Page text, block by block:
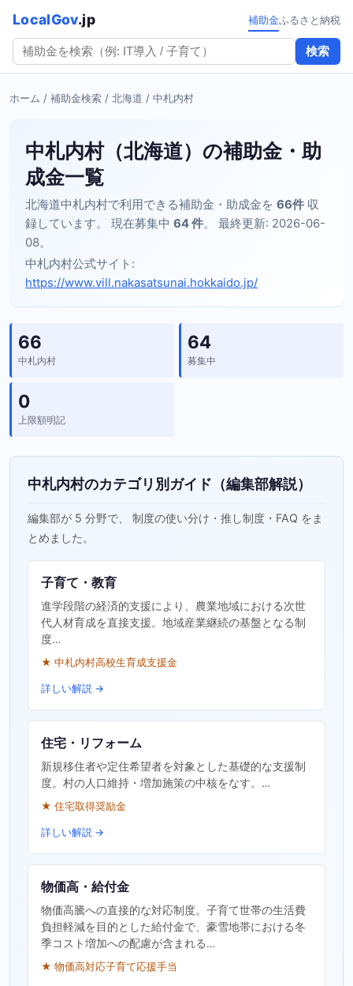
LocalGov.jp
検索
補助金ふるさと納税
ホーム / 補助金検索 / 北海道 / 中札内村
中札内村（北海道）の補助金・助
成金一覧
北海道中札内村で利用できる補助金・助成金を 66件 収
録しています。 現在募集中 64 件。 最終更新: 2026-06-
08。
中札内村公式サイト:
https://www.vill.nakasatsunai.hokkaido.jp/
66
中札内村
64
募集中
0
上限額明記
中札内村のカテゴリ別ガイド（編集部解説）
編集部が 5 分野で、 制度の使い分け・推し制度・FAQ をま
とめました。
子育て・教育
進学段階の経済的支援により、農業地域における次世
代人材育成を直接支援。地域産業継続の基盤となる制
度…
★ 中札内村高校生育成支援金
詳しい解説 →
住宅・リフォーム
新規移住者や定住希望者を対象とした基礎的な支援制
度。村の人口維持・増加施策の中核をなす。…
★ 住宅取得奨励金
詳しい解説 →
物価高・給付金
物価高騰への直接的な対応制度。子育て世帯の生活費
負担軽減を目的とした給付金で、豪雪地帯における冬
季コスト増加への配慮が含まれる…
★ 物価高対応子育て応援手当